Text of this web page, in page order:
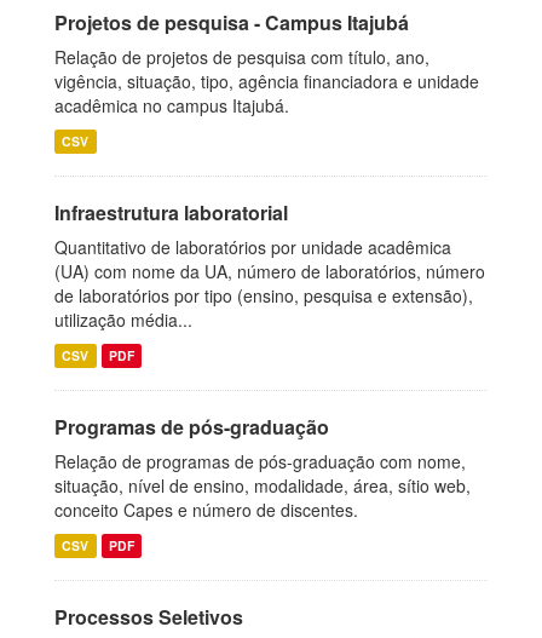
Projetos de pesquisa - Campus Itajubá
Relação de projetos de pesquisa com título, ano,
vigência, situação, tipo, agência financiadora e unidade
acadêmica no campus Itajubá.
CSV
Infraestrutura laboratorial
Quantitativo de laboratórios por unidade acadêmica
(UA) com nome da UA, número de laboratórios, número
de laboratórios por tipo (ensino, pesquisa e extensão),
utilização média...
CSV PDF
Programas de pós-graduação
Relação de programas de pós-graduação com nome,
situação, nível de ensino, modalidade, área, sítio web,
conceito Capes e número de discentes.
CSV PDF
Processos Seletivos